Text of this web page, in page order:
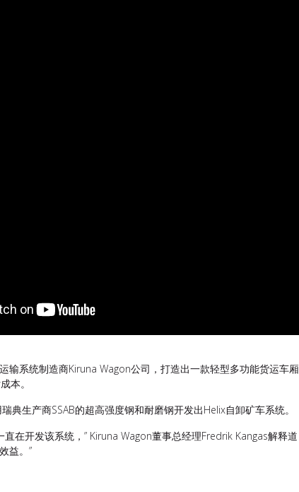
输系统制造商Kiruna Wagon公司，打造出一款轻型多功能货运
本。
典生产商SSAB的超高强度钢和耐磨钢开发出Helix自卸矿车系统。
直在开发该系统，” Kiruna Wagon董事总经理Fredrik Kangas解
益。”